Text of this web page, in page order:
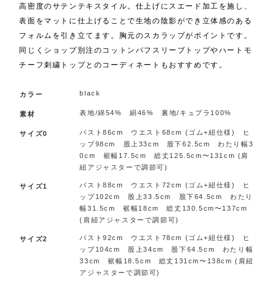
高密度のサテンテキスタイル。仕上げにスエード加工を施し、
表面をマットに仕上げることで生地の陰影ができ立体感のある
フォルムを引き立てます。胸元のスカラップがポイントです。
同じくショップ別注のコットンパフスリーブトップやハートモ
チーフ刺繍トップとのコーディネートもおすすめです。
カラー black
素材 表地/綿54% 絹46% 裏地/キュプラ100%
サイズ0
バスト86cm ウエスト68cm (ゴム+紐仕様) ヒ
ップ98cm 股上33cm 股下62.5cm わたり幅3
0cm 裾幅17.5cm 総丈125.5cm〜131cm (肩
紐アジャスターで調節可)
サイズ1
バスト88cm ウエスト72cm (ゴム+紐仕様) ヒ
ップ102cm 股上33.5cm 股下64.5cm わたり
幅31.5cm 裾幅18cm 総丈130.5cm〜137cm
(肩紐アジャスターで調節可)
サイズ2
バスト92cm ウエスト78cm (ゴム+紐仕様) ヒ
ップ104cm 股上34cm 股下64.5cm わたり幅
33cm 裾幅18.5cm 総丈131cm〜138cm (肩紐
アジャスターで調節可)